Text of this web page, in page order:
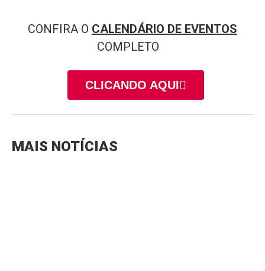
CONFIRA O CALENDÁRIO DE EVENTOS
COMPLETO
CLICANDO AQUI
MAIS NOTÍCIAS